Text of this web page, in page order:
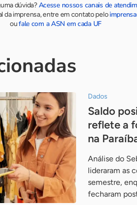
dúvida?Acesse nossos canais de
da imprensa, entre em contato pelo
oufale com a ASN em cada UF
Dados
Saldo
reflete a
na
Análise do
lideraram as
semestre,
fecharam